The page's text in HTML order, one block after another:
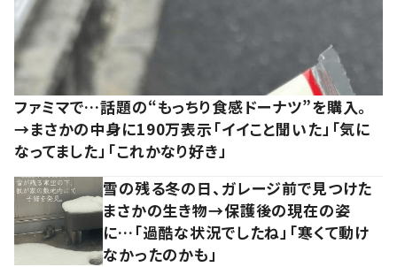
ファミマで…話題の“もっちり食感ドーナツ”を購入。
→まさかの中身に190万表示「イイこと聞いた」「気に
なってました」「これかなり好き」
雪の残る冬の日、ガレージ前で見つけた
まさかの生き物→保護後の現在の姿
に…「過酷な状況でしたね」「寒くて動け
なかったのかも」